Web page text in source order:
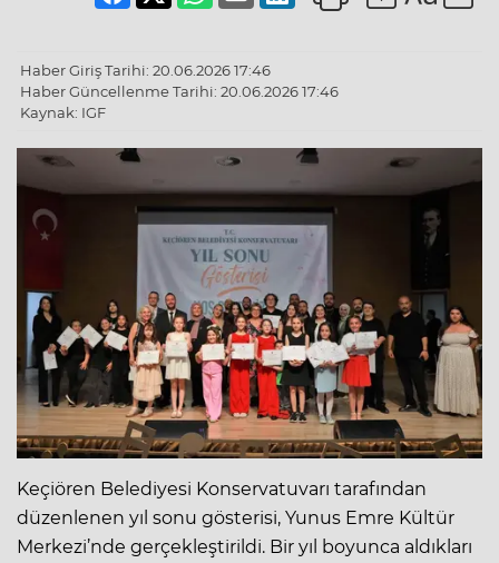
Haber Giriş Tarihi: 20.06.2026 17:46
Haber Güncellenme Tarihi: 20.06.2026 17:46
Kaynak: IGF
Keçiören Belediyesi Konservatuvarı tarafından
düzenlenen yıl sonu gösterisi, Yunus Emre Kültür
Merkezi’nde gerçekleştirildi. Bir yıl boyunca aldıkları